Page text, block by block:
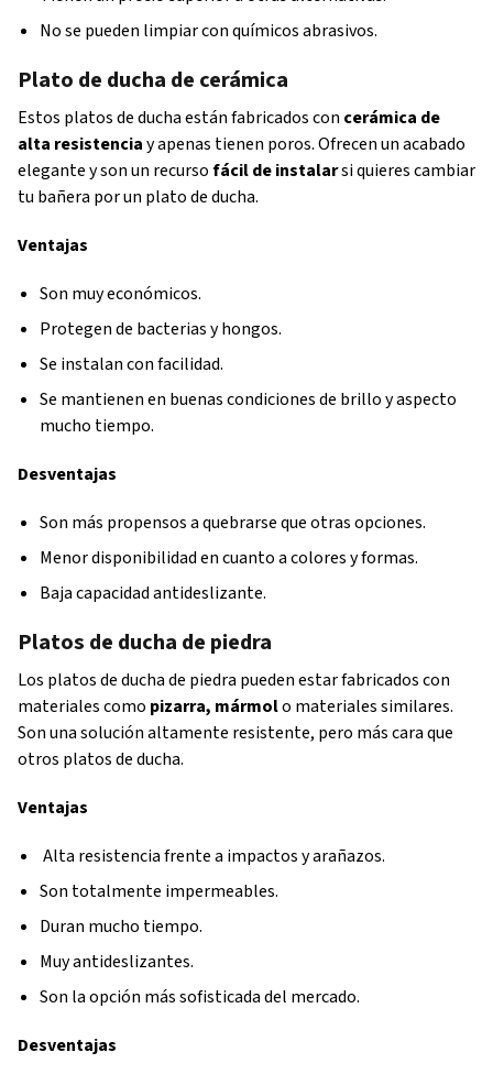
No se pueden limpiar con químicos abrasivos.
Plato de ducha de cerámica
Estos platos de ducha están fabricados con cerámica de
alta resistenciay apenas tienen poros. Ofrecen un acabado
elegante y son un recursofácil de instalarsi quieres cambiar
tu bañera por un plato de ducha.
Ventajas
Son muy económicos.
Protegen de bacterias y hongos.
Se instalan con facilidad.
Se mantienen en buenas condiciones de brillo y aspecto
mucho tiempo.
Desventajas
Son más propensos a quebrarse que otras opciones.
Menor disponibilidad en cuanto a colores y formas.
Baja capacidad antideslizante.
Platos de ducha de piedra
Los platos de ducha de piedra pueden estar fabricados con
materiales como pizarra, mármolo materiales similares.
Son una solución altamente resistente, pero más cara que
otros platos de ducha.
Ventajas
Alta resistencia frente a impactos y arañazos.
Son totalmente impermeables.
Duran mucho tiempo.
Muy antideslizantes.
Son la opción más sofisticada del mercado.
Desventajas